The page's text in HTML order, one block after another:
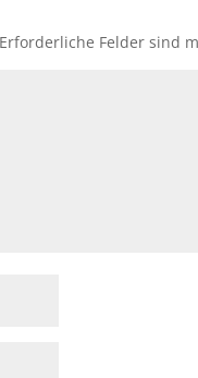
Erforderliche Felder sind